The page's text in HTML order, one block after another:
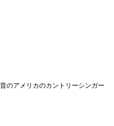
のアメリカのカントリーシンガー